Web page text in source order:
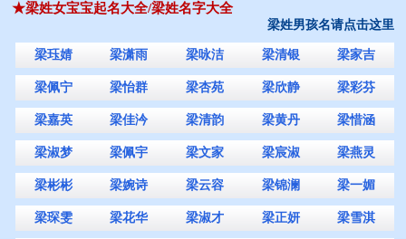
★梁姓女宝宝起名大全/梁姓名字大全
梁姓男孩名请点击这里
梁珏婧 梁潇雨 梁咏洁 梁清银 梁家吉
梁佩宁 梁怡群 梁杏苑 梁欣静 梁彩芬
梁嘉英 梁佳汵 梁清韵 梁黄丹 梁惜涵
梁淑梦 梁佩宇 梁文家 梁宸淑 梁燕灵
梁彬彬 梁婉诗 梁云容 梁锦澜 梁一媚
梁琛雯 梁花华 梁淑才 梁正妍 梁雪淇